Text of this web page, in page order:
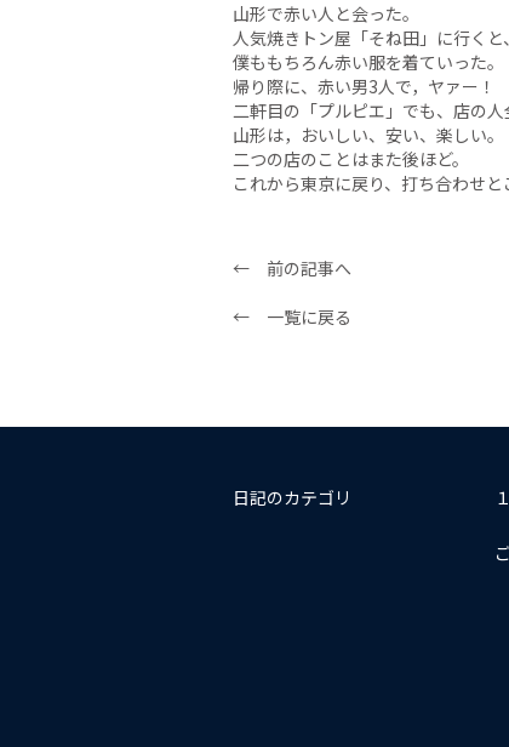
山形で赤い人と会った。
人気焼きトン屋「そね田」に行く
僕ももちろん赤い服を着ていった。
帰り際に、赤い男3人で，ヤァー！
二軒目の「プルピエ」でも、店の人
山形は，おいしい、安い、楽しい。
二つの店のことはまた後ほど。
これから東京に戻り、打ち合わせと
← 前の記事へ
← 一覧に戻る
日記のカテゴリ